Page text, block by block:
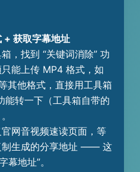
+ 获取字幕地址
，找到 “关键词消除” 功
能上传 MP4 格式，如
其他格式，直接用工具箱
能转一下（工具箱自带的
网音视频速读页面，等
制生成的分享地址 —— 这
幕地址”。